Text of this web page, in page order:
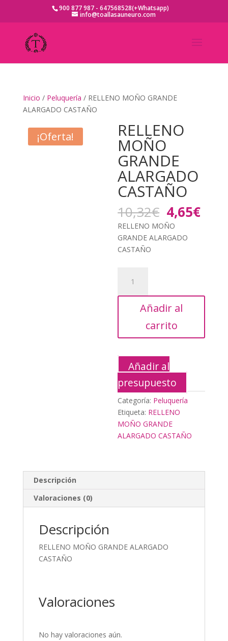
900 877 987 - 647568528(+Whatsapp)
info@toallasauneuro.com
Inicio / Peluquería / RELLENO MOÑO GRANDE
ALARGADO CASTAÑO
¡Oferta! RELLENO
MOÑO
GRANDE
ALARGADO
CASTAÑO
10,32€ El
precio
original
era:
4,65€El
RELLENO MOÑO
GRANDE ALARGADO
CASTAÑO
MOÑO
GRANDE
ALARGADOAñadir al
carrito
Añadir al
presupuesto
Categoría: Peluquería
Etiqueta: RELLENO
MOÑO GRANDE
ALARGADO CASTAÑO
Descripción
Valoraciones (0)
Descripción
RELLENO MOÑO GRANDE ALARGADO
CASTAÑO
Valoraciones
No hay valoraciones aún.